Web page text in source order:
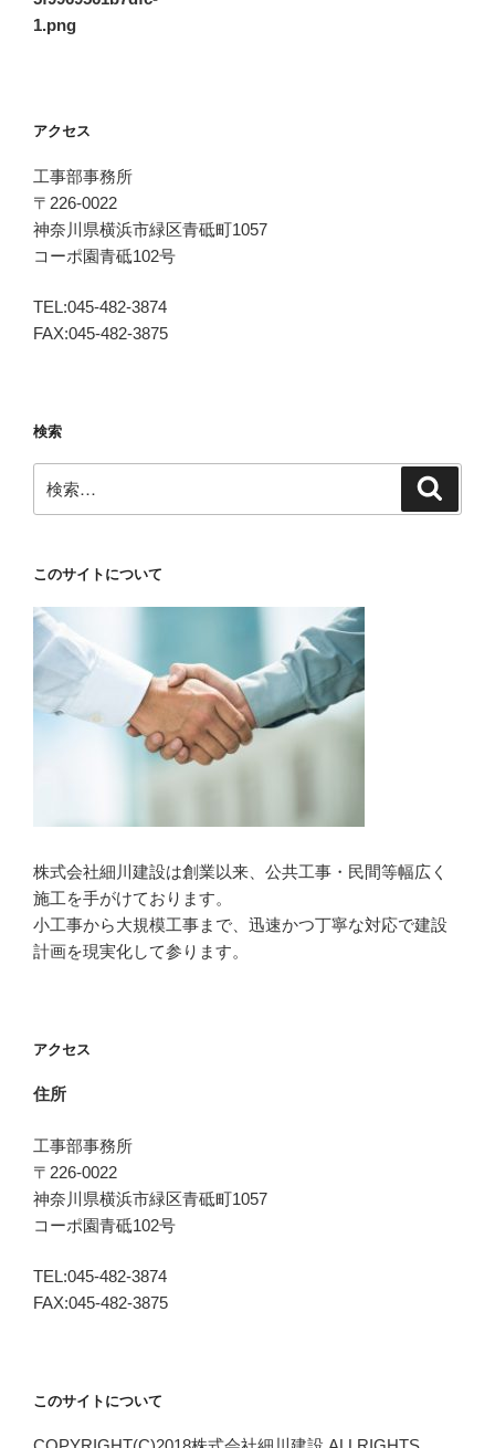
ー
ン
1.png
アクセス
工事部事務所
〒226-0022
神奈川県横浜市緑区青砥町1057
コーポ園青砥102号
TEL:045-482-3874
FAX:045-482-3875
検索
索:
このサイトについて
株式会社細川建設は創業以来、公共工事・民間等幅広く
施工を手がけております。
小工事から大規模工事まで、迅速かつ丁寧な対応で建設
計画を現実化して参ります。
アクセス
住所
工事部事務所
〒226-0022
神奈川県横浜市緑区青砥町1057
コーポ園青砥102号
TEL:045-482-3874
FAX:045-482-3875
このサイトについて